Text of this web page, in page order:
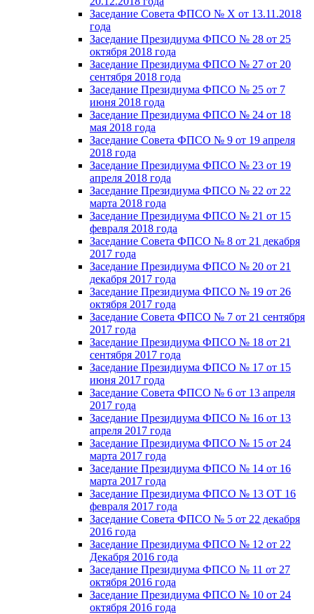
Заседание Совета ФПСО № X от 13.11.2018
года
Заседание Президиума ФПСО № 28 от 25
октября 2018 года
Заседание Президиума ФПСО № 27 от 20
сентября 2018 года
Заседание Президиума ФПСО № 25 от 7
июня 2018 года
Заседание Президиума ФПСО № 24 от 18
мая 2018 года
Заседание Совета ФПСО № 9 от 19 апреля
2018 года
Заседание Президиума ФПСО № 23 от 19
апреля 2018 года
Заседание Президиума ФПСО № 22 от 22
марта 2018 года
Заседание Президиума ФПСО № 21 от 15
февраля 2018 года
Заседание Совета ФПСО № 8 от 21 декабря
2017 года
Заседание Президиума ФПСО № 20 от 21
декабря 2017 года
Заседание Президиума ФПСО № 19 от 26
октября 2017 года
Заседание Совета ФПСО № 7 от 21 сентября
2017 года
Заседание Президиума ФПСО № 18 от 21
сентября 2017 года
Заседание Президиума ФПСО № 17 от 15
июня 2017 года
Заседание Совета ФПСО № 6 от 13 апреля
2017 года
Заседание Президиума ФПСО № 16 от 13
апреля 2017 года
Заседание Президиума ФПСО № 15 от 24
марта 2017 года
Заседание Президиума ФПСО № 14 от 16
марта 2017 года
Заседание Президиума ФПСО № 13 ОТ 16
февраля 2017 года
Заседание Совета ФПСО № 5 от 22 декабря
2016 года
Заседание Президиума ФПСО № 12 от 22
Декабря 2016 года
Заседание Президиума ФПСО № 11 от 27
октября 2016 года
Заседание Президиума ФПСО № 10 от 24
октября 2016 года